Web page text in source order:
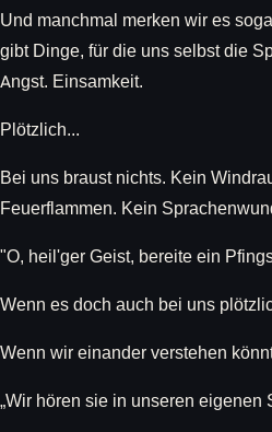
Und manchmal merken wir es
gibt Dinge, für die uns selbst die
Angst. Einsamkeit.
Plötzlich...
Bei uns braust nichts. Kein
Feuerflammen. Kein
"O, heil'ger Geist, bereite ein
Wenn es doch auch bei uns
Wenn wir einander verstehen
„Wir hören sie in unseren eigenen